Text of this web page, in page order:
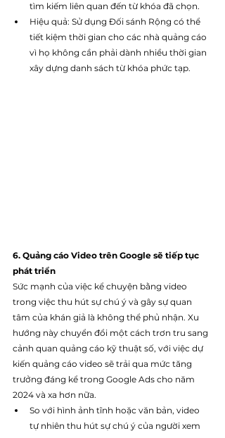
tìm kiếm liên quan đến từ khóa đã chọn.
Hiệu quả: Sử dụng Đối sánh Rộng có thể
tiết kiệm thời gian cho các nhà quảng cáo
vì họ không cần phải dành nhiều thời gian
xây dựng danh sách từ khóa phức tạp.
6. Quảng cáo Video trên Google sẽ tiếp tục
phát triển
Sức mạnh của việc kể chuyện bằng video
trong việc thu hút sự chú ý và gây sự quan
tâm của khán giả là không thể phủ nhận. Xu
hướng này chuyển đổi một cách trơn tru sang
cảnh quan quảng cáo kỹ thuật số, với việc dự
kiến quảng cáo video sẽ trải qua mức tăng
trưởng đáng kể trong Google Ads cho năm
2024 và xa hơn nữa.
So với hình ảnh tĩnh hoặc văn bản, video
tự nhiên thu hút sự chú ý của người xem